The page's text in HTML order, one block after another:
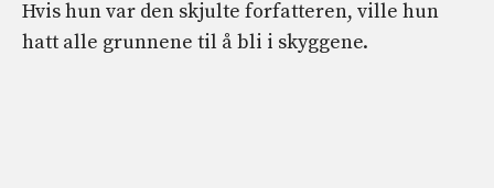
Hvis hun var den skjulte forfatteren, ville hun
hatt alle grunnene til å bli i skyggene.